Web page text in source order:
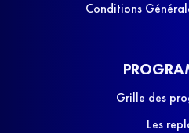
Conditions
Grille des
Les